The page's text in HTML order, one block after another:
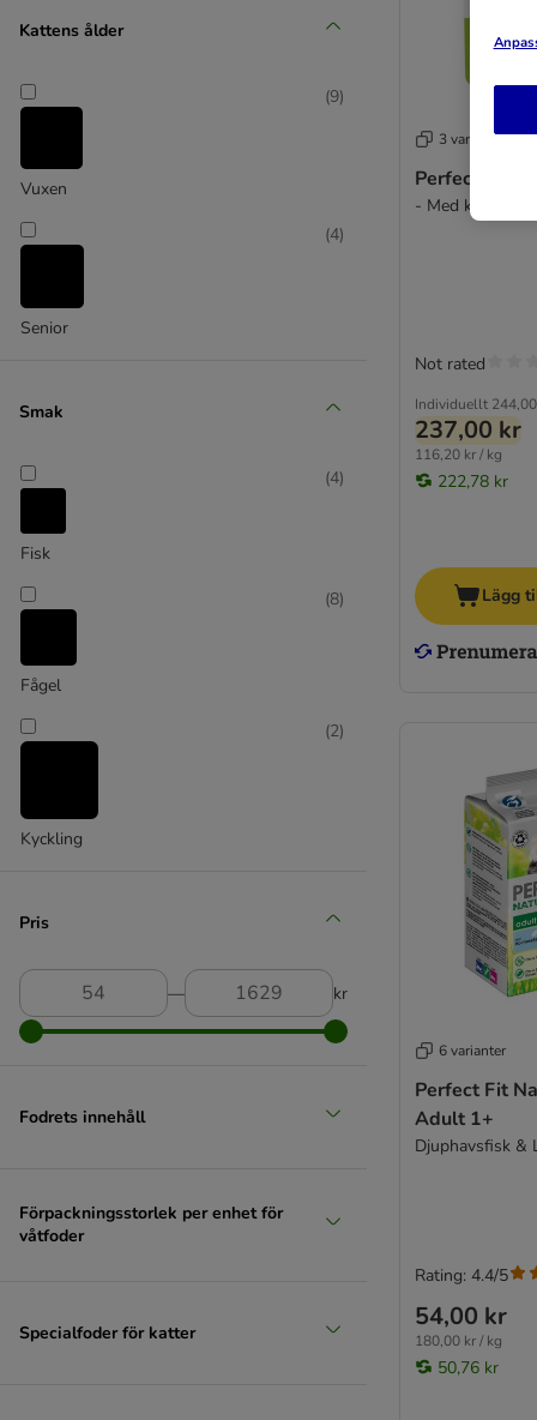
Carnilove
Catessy
catz finefood
Concept for Life Veterinary Diet
Cosma Nature
Encore
Forza10
Gourmet
GranataPet
Happy Cat
Integra dietfoder
James Wellbeloved
JosiCat
Kattovit Vital Care
Kitekat
KITTY Cat
MAC's
Miamor
MjAMjAM
Natural Trainer
Kattens ålder
Vuxen
(9)
Senior
(4)
Smak
Fisk
(4)
Fågel
(8)
Kyckling
(2)
Pris
― kr
Fodrets innehåll
Förpackningsstorlek per enhet för
våtfoder
Specialfoder för katter
3 varianter
Perfect Fit
- Med kalkon 24
Individuellt
237,00 kr
116,20 kr / kg
222,78 kr
Not rated
Lägg
6 varianter
Perfect Fit
Adult 1+
Djuphavsfisk &
54,00 kr
180,00 kr / kg
50,76 kr
Rating: 4.4/5